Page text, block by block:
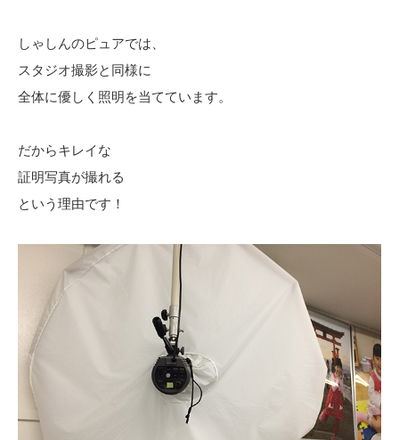
しゃしんのピュアでは、
スタジオ撮影と同様に
全体に優しく照明を当てています。
だからキレイな
証明写真が撮れる
という理由です！